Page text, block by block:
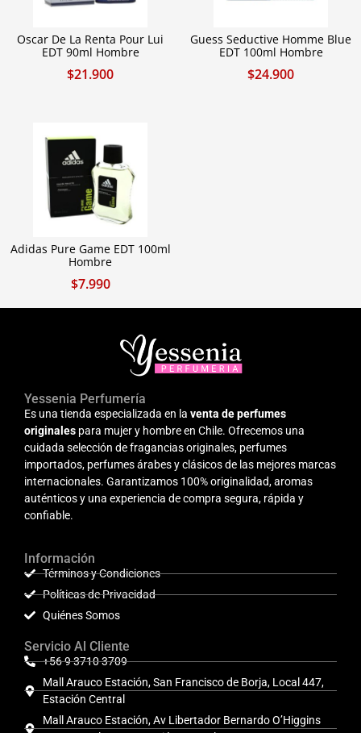
Oscar De La Renta Pour Lui
EDT 90ml Hombre
$21.900
Guess Seductive Homme Blue
EDT 100ml Hombre
$24.900
Adidas Pure Game EDT 100ml
Hombre
$7.990
Yessenia Perfumería
Es una tienda especializada en la venta de perfumes
originales para mujer y hombre en Chile. Ofrecemos una
cuidada selección de fragancias originales, perfumes
importados, perfumes árabes y clásicos de las mejores marcas
internacionales. Garantizamos 100% originalidad, aromas
auténticos y una experiencia de compra segura, rápida y
confiable.
Información
Términos y Condiciones
Políticas de Privacidad
Quiénes Somos
Servicio Al Cliente
+56 9 3710 3709
Mall Arauco Estación, San Francisco de Borja, Local 447,
Estación Central
Mall Arauco Estación, Av Libertador Bernardo O’Higgins